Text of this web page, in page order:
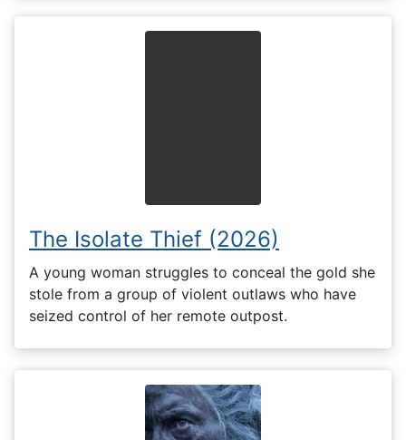
The Isolate Thief (2026)
A young woman struggles to conceal the gold she
stole from a group of violent outlaws who have
seized control of her remote outpost.